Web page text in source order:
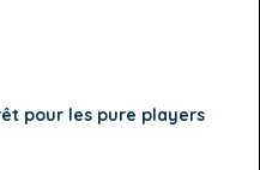
pour les pure players